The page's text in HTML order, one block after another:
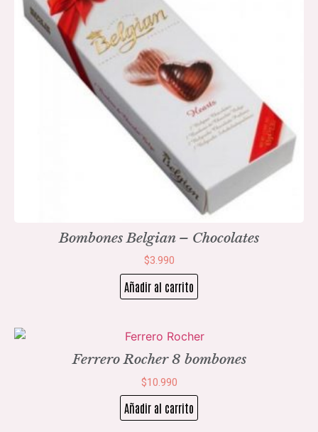
Bombones Belgian – Chocolates
$3.990
Añadir al carrito
Ferrero Rocher 8 bombones
$10.990
Añadir al carrito